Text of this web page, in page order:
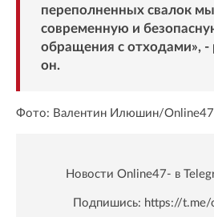
переполненных свалок
современную и
обращения с отходами»,
он.
Фото: Валентин Илюшин/Online47
Новости Online47- в
Подпишись: https://t.me/